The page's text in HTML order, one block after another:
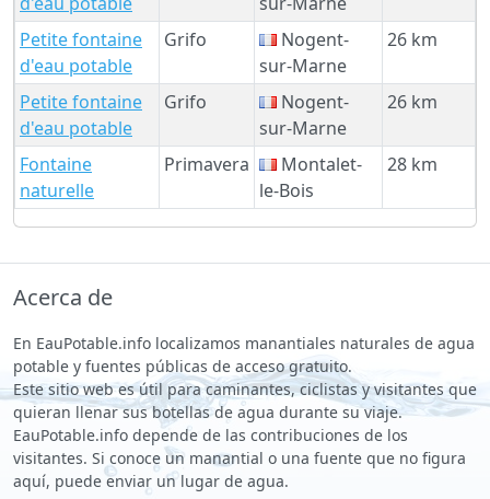
Petite fontaine
d'eau potable
Grifo
Nogent-
sur-Marne
26 km
Petite fontaine
d'eau potable
Grifo
Nogent-
sur-Marne
26 km
Fontaine
naturelle
Primavera
Montalet-
le-Bois
28 km
Acerca de
En EauPotable.info localizamos manantiales naturales de agua
potable y fuentes públicas de acceso gratuito.
Este sitio web es útil para caminantes, ciclistas y visitantes que
quieran llenar sus botellas de agua durante su viaje.
EauPotable.info depende de las contribuciones de los
visitantes. Si conoce un manantial o una fuente que no figura
aquí, puede enviar un lugar de agua.